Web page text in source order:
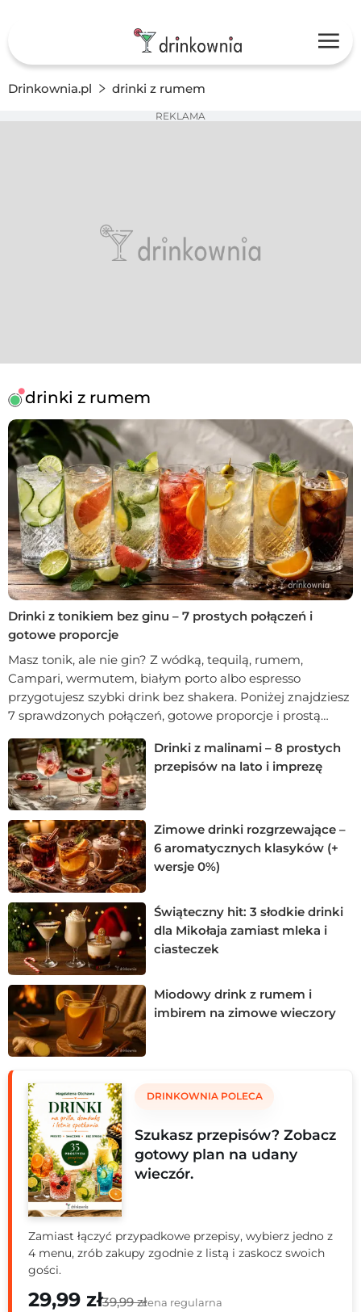
Drinkownia.pl drinki z rumem
REKLAMA
drinki z rumem
Drinki z tonikiem bez ginu – 7 prostych połączeń i
gotowe proporcje
Masz tonik, ale nie gin? Z wódką, tequilą, rumem,
Campari, wermutem, białym porto albo espresso
przygotujesz szybki drink bez shakera. Poniżej znajdziesz
7 sprawdzonych połączeń, gotowe proporcje i prostą
Drinki z malinami – 8 prostych
przepisów na lato i imprezę
Zimowe drinki rozgrzewające –
6 aromatycznych klasyków (+
wersje 0%)
Świąteczny hit: 3 słodkie drinki
dla Mikołaja zamiast mleka i
ciasteczek
Miodowy drink z rumem i
imbirem na zimowe wieczory
DRINKOWNIA POLECA
Szukasz przepisów? Zobacz
gotowy plan na udany
wieczór.
Zamiast łączyć przypadkowe przepisy, wybierz jedno z
4 menu, zrób zakupy zgodnie z listą i zaskocz swoich
gości.
29,99 zł39,99 złcena regularna